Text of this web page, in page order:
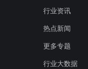
行业资讯
热点新闻
更多专题
行业大数据